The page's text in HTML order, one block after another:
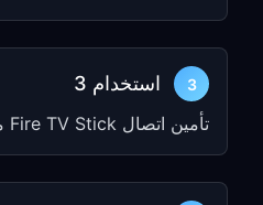
button(ثلاثة خطوط)
اخترProxy Settings
اخترManual
أدخلHostname(عنوان IP) و
الخطوة 1
3 استخدام 3
تأمين اتصال Fire TV Stick من أجل الخصوصية